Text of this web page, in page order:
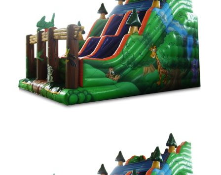
podem
ser
escolhidas
na
página
do
produto